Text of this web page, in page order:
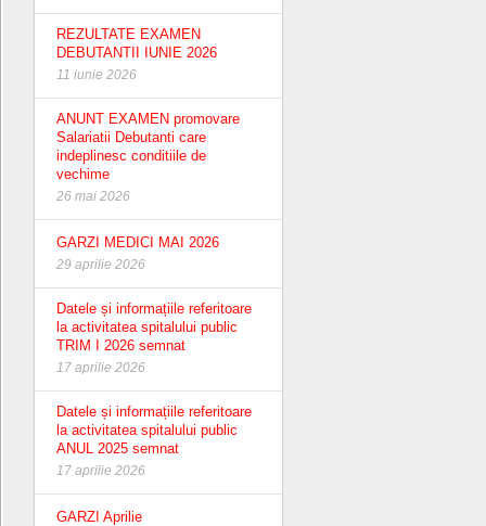
REZULTATE EXAMEN
DEBUTANTII IUNIE 2026
11 iunie 2026
ANUNT EXAMEN promovare
Salariatii Debutanti care
indeplinesc conditiile de
vechime
26 mai 2026
GARZI MEDICI MAI 2026
29 aprilie 2026
Datele și informațiile referitoare
la activitatea spitalului public
TRIM I 2026 semnat
17 aprilie 2026
Datele și informațiile referitoare
la activitatea spitalului public
ANUL 2025 semnat
17 aprilie 2026
GARZI Aprilie